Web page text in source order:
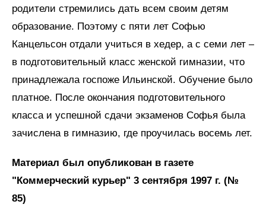
родители стремились дать всем своим детям
образование. Поэтому с пяти лет Софью
Канцельсон отдали учиться в хедер, а с семи лет –
в подготовительный класс женской гимназии, что
принадлежала госпоже Ильинской. Обучение было
платное. После окончания подготовительного
класса и успешной сдачи экзаменов Софья была
зачислена в гимназию, где проучилась восемь лет.
Материал был опубликован в газете
"Коммерческий курьер" 3 сентября 1997 г. (№
85)